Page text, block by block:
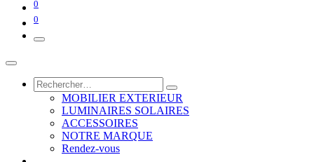
0
0
MOBILIER EXTERIEUR
LUMINAIRES SOLAIRES
ACCESSOIRES
NOTRE MARQUE
Rendez-vous